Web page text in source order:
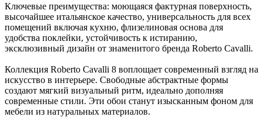
Ключевые преимущества: моющаяся фактурная поверхность,
высочайшее итальянское качество, универсальность для всех
помещений включая кухню, флизелиновая основа для
удобства поклейки, устойчивость к истиранию,
эксклюзивный дизайн от знаменитого бренда Roberto Cavalli.
Коллекция Roberto Cavalli 8 воплощает современный взгляд на
искусство в интерьере. Свободные абстрактные формы
создают мягкий визуальный ритм, идеально дополняя
современные стили. Эти обои станут изысканным фоном для
мебели из натуральных материалов.